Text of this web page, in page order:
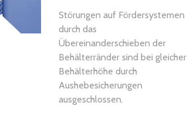
Störungen auf Fördersystemen
durch das
Übereinanderschieben der
Behälterränder sind bei gleicher
Behälterhöhe durch
Aushebesicherungen
ausgeschlossen.